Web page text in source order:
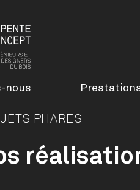
nous
PHARES